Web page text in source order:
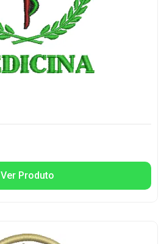
Ver Produto